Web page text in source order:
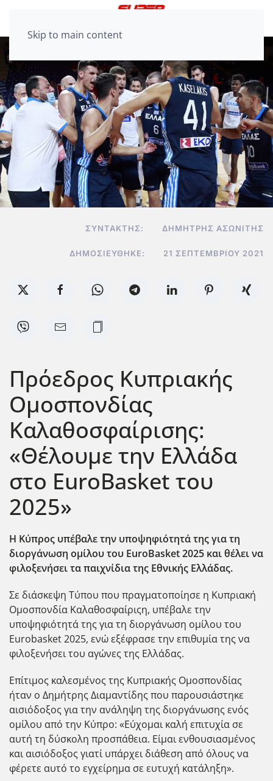
Skip to main content
ΣΥΝΤΆΚΤΗΣ: ΔΗΜΉΤΡΗΣ ΑΣΩΝΊΤΗΣ
ΔΗΜΟΣΙΕΎΘΗΚΕ: 21 ΣΕΠΤΕΜΒΡΊΟΥ 2021
Πρόεδρος Κυπριακής
Ομοσπονδίας
Καλαθοσφαίρισης:
«Θέλουμε την Ελλάδα
στο EuroBasket του
2025»
Η Κύπρος υπέβαλε την υποψηφιότητά της για τη
διοργάνωση ομίλου του EuroBasket 2025 και θέλει να
φιλοξενήσει τα παιχνίδια της Εθνικής Ελλάδας.
Σε διάσκεψη Τύπου που πραγματοποίησε η Κυπριακή
Ομοσπονδία Καλαθοσφαίριςη, υπέβαλε την
υποψηφιότητά της για τη διοργάνωση ομίλου του
Eurobasket 2025, ενώ εξέφρασε την επιθυμία της να
φιλοξενήσει του αγώνες της Ελλάδας.
Επίτιμος καλεσμένος της Κυπριακής Ομοσπονδίας
ήταν ο Δημήτρης Διαμαντίδης που παρουσιάστηκε
αισιόδοξος για την ανάληψη της διοργάνωσης ενός
ομίλου από την Κύπρο: «Εύχομαι καλή επιτυχία σε
αυτή τη δύσκολη προσπάθεια. Είμαι ενθουσιασμένος
και αισιόδοξος γιατί υπάρχει διάθεση από όλους να
φέρετε αυτό το εγχείρημα σε ευτυχή κατάληξη».